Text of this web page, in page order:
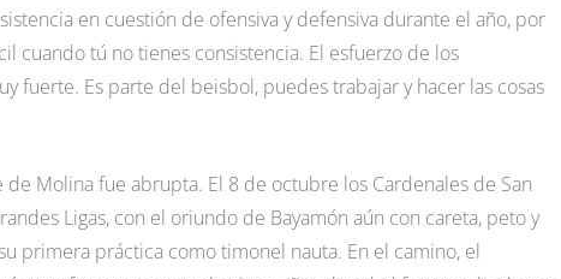
en cuestión de ofensiva y defensiva durante el año, por
cuando tú no tienes consistencia. El esfuerzo de los
fuerte. Es parte del beisbol, puedes trabajar y hacer las cosas
Molina fue abrupta. El 8 de octubre los Cardenales de San
Ligas, con el oriundo de Bayamón aún con careta, peto y
primera práctica como timonel nauta. En el camino, el